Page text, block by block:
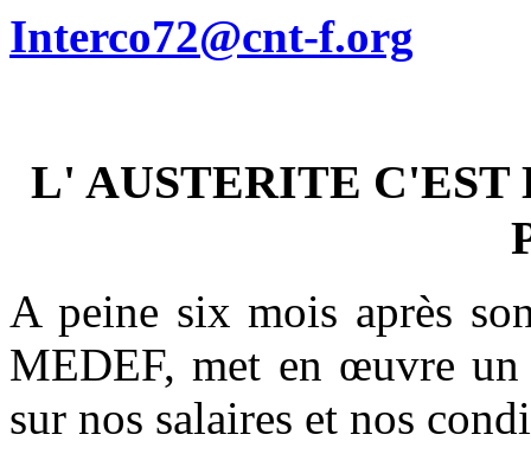
Interco72@cnt-f.org
L' AUSTERITE C'EST
A peine six mois après
MEDEF, met en œuvre
sur nos salaires et nos